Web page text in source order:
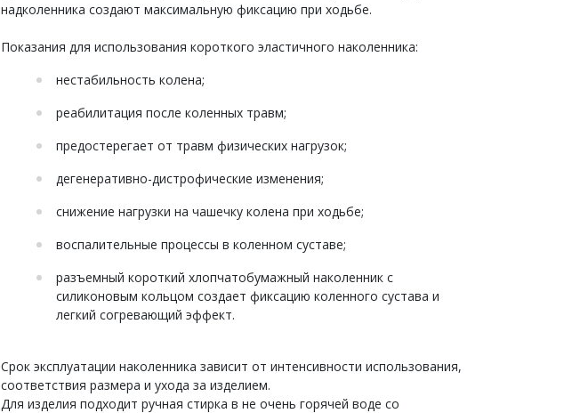
надколенника создают максимальную фиксацию при ходьбе.
Показания для использования короткого эластичного наколенника:
нестабильность колена;
реабилитация после коленных травм;
предостерегает от травм физических нагрузок;
дегенеративно-дистрофические изменения;
снижение нагрузки на чашечку колена при ходьбе;
воспалительные процессы в коленном суставе;
разъемный короткий хлопчатобумажный наколенник с
силиконовым кольцом создает фиксацию коленного сустава и
легкий согревающий эффект.
Срок эксплуатации наколенника зависит от интенсивности использования,
соответствия размера и ухода за изделием.
Для изделия подходит ручная стирка в не очень горячей воде со